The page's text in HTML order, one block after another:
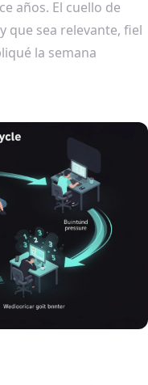
años. El cuello de
que sea relevante, fiel
la semana